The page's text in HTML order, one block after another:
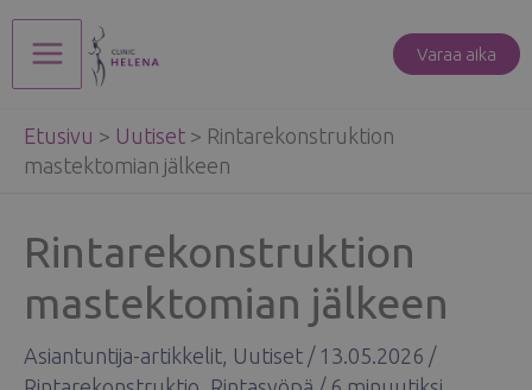
Siirry
sisältöön
Main
Menu
Varaa aika
Etusivu > Uutiset > Rintarekonstruktion
mastektomian jälkeen
Rintarekonstruktion
mastektomian jälkeen
Asiantuntija-artikkelit Uutiset / 13.05.2026 /